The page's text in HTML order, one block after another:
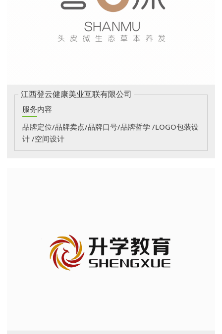
江西登云健康美业互联有限公司
服务内容
品牌定位/品牌卖点/品牌口号/品牌哲学 /LOGO包装设
计 /空间设计